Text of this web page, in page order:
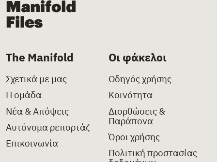
The Manifold
Σχετικά με μας
Η ομάδα
Νέα & Απόψεις
Αυτόνομα ρεπορτάζ
Επικοινωνία
Οι φάκελοι
Οδηγός χρήσης
Κοινότητα
Διορθώσεις &
Παράπονα
Όροι χρήσης
Πολιτική προστασίας